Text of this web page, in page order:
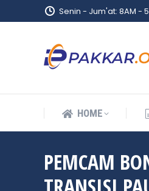
Senin - Jum'at: 8AM -
HOME
PEMCAM
HOME